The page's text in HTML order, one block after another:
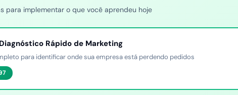
para implementar o que você aprendeu hoje
Rápido de Marketing
para identificar onde sua empresa está perdendo pedidos